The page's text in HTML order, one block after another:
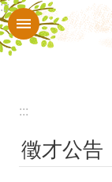
跳到主要內容區塊
進
校
:::
:::
徵才公告